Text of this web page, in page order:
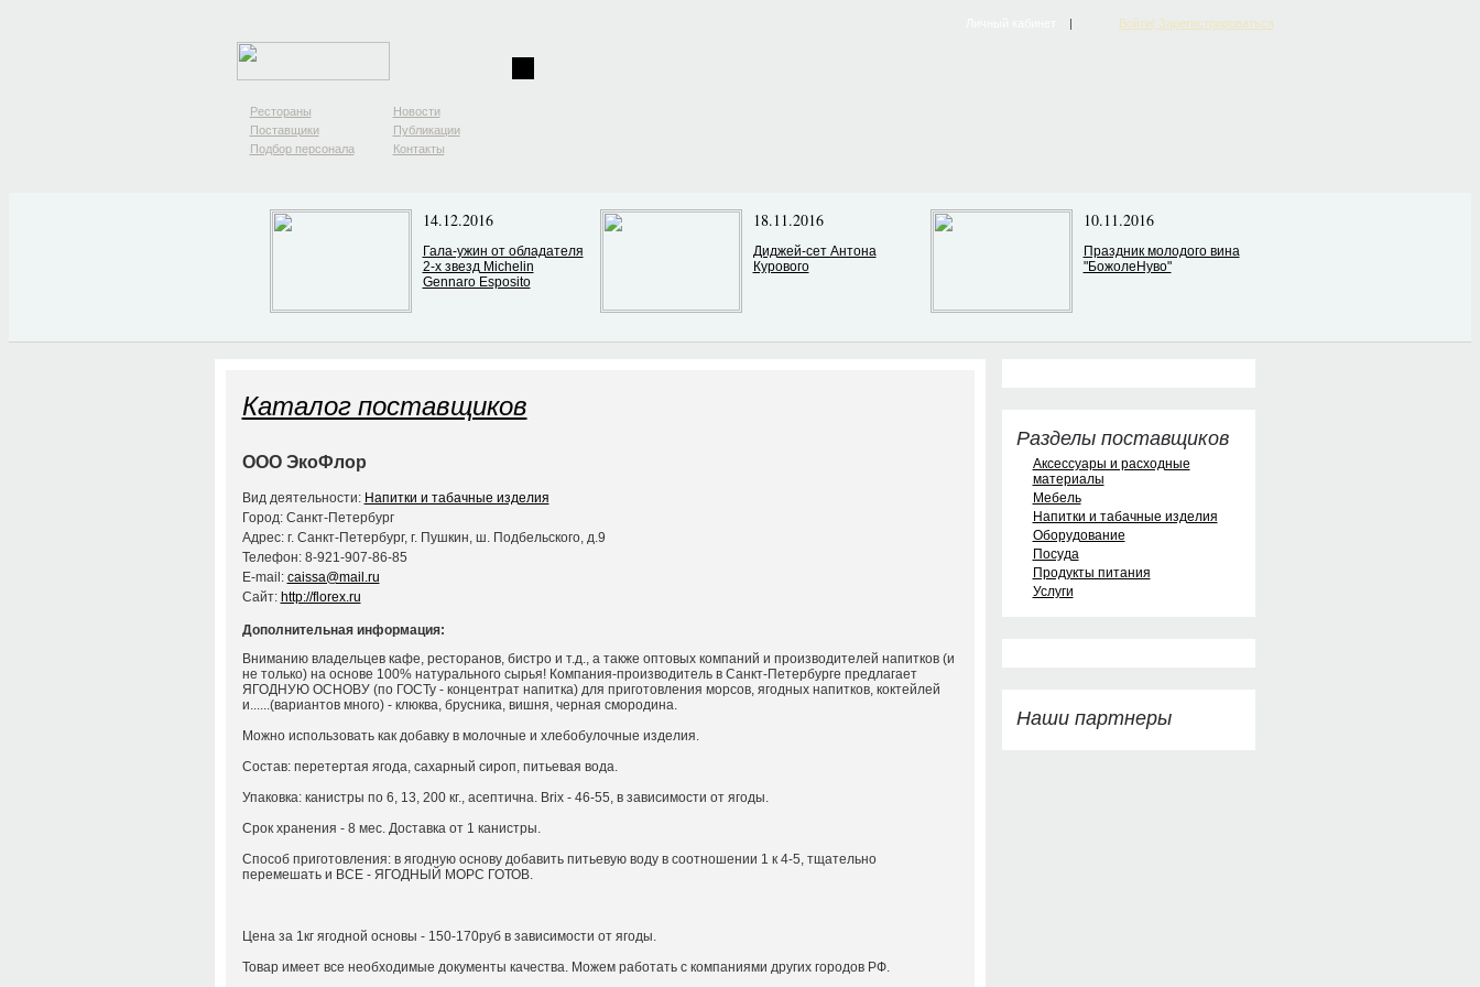
| Войти| Зарегистрироваться
Рестораны
Новости
Поставщики
Публикации
Подбор персонала
Контакты
14.12.2016
Гала-ужин от обладателя
2-х звезд Michelin
Gennaro Esposito
18.11.2016
Диджей-сет Антона
Курового
10.11.2016
Праздник молодого вина
"БожолеНуво"
Каталог поставщиков
ООО ЭкоФлор
Вид деятельности: Напитки и табачные изделия
Город: Санкт-Петербург
Адрес: г. Санкт-Петербург, г. Пушкин, ш. Подбельского, д.9
Телефон: 8-921-907-86-85
E-mail: caissa@mail.ru
Сайт: http://florex.ru
Дополнительная информация:
Вниманию владельцев кафе, ресторанов, бистро и т.д., а также оптовых компаний и производителей напитков (и
не только) на основе 100% натурального сырья! Компания-производитель в Санкт-Петербурге предлагает
ЯГОДНУЮ ОСНОВУ (по ГОСТу - концентрат напитка) для приготовления морсов, ягодных напитков, коктейлей
и......(вариантов много) - клюква, брусника, вишня, черная смородина.
Можно использовать как добавку в молочные и хлебобулочные изделия.
Состав: перетертая ягода, сахарный сироп, питьевая вода.
Упаковка: канистры по 6, 13, 200 кг., асептична. Brix - 46-55, в зависимости от ягоды.
Срок хранения - 8 мес. Доставка от 1 канистры.
Способ приготовления: в ягодную основу добавить питьевую воду в соотношении 1 к 4-5, тщательно
перемешать и ВСЕ - ЯГОДНЫЙ МОРС ГОТОВ.
Цена за 1кг ягодной основы - 150-170руб в зависимости от ягоды.
Товар имеет все необходимые документы качества. Можем работать с компаниями других городов РФ.
Разделы поставщиков
Аксессуары и расходные
материалы
Мебель
Напитки и табачные изделия
Оборудование
Посуда
Продукты питания
Услуги
Наши партнеры